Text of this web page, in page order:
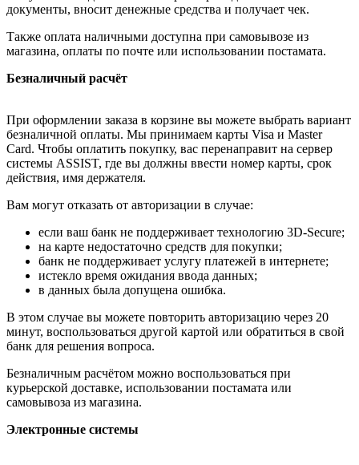
документы, вносит денежные средства и получает чек.
Также оплата наличными доступна при самовывозе из
магазина, оплаты по почте или использовании постамата.
Безналичный расчёт
При оформлении заказа в корзине вы можете выбрать вариант
безналичной оплаты. Мы принимаем карты Visa и Master
Card. Чтобы оплатить покупку, вас перенаправит на сервер
системы ASSIST, где вы должны ввести номер карты, срок
действия, имя держателя.
Вам могут отказать от авторизации в случае:
если ваш банк не поддерживает технологию 3D-Secure;
на карте недостаточно средств для покупки;
банк не поддерживает услугу платежей в интернете;
истекло время ожидания ввода данных;
в данных была допущена ошибка.
В этом случае вы можете повторить авторизацию через 20
минут, воспользоваться другой картой или обратиться в свой
банк для решения вопроса.
Безналичным расчётом можно воспользоваться при
курьерской доставке, использовании постамата или
самовывоза из магазина.
Электронные системы